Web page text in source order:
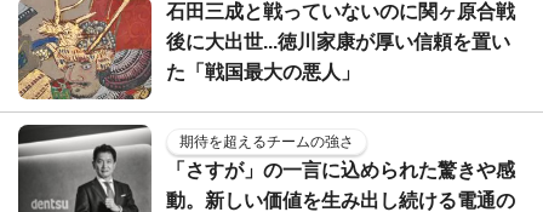
石田三成と戦っていないのに関ヶ原合戦
後に大出世...徳川家康が厚い信頼を置い
た「戦国最大の悪人」
期待を超えるチームの強さ
「さすが」の一言に込められた驚きや感
動。新しい価値を生み出し続ける電通の